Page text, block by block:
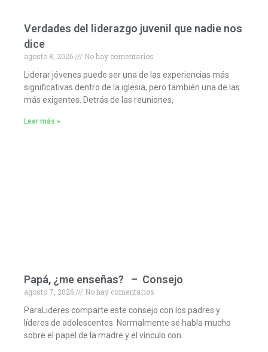
Verdades del liderazgo juvenil que nadie nos
dice
agosto 8, 2026
No hay comentarios
Liderar jóvenes puede ser una de las experiencias más
significativas dentro de la iglesia, pero también una de las
más exigentes. Detrás de las reuniones,
Leer más »
Papá, ¿me enseñas? – Consejo
agosto 7, 2026
No hay comentarios
ParaLideres comparte este consejo con los padres y
líderes de adolescentes. Normalmente se habla mucho
sobre el papel de la madre y el vínculo con